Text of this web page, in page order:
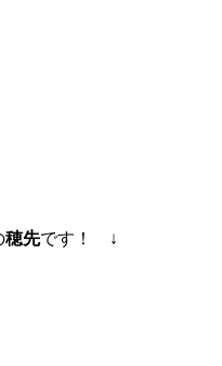
穂先です！ ↓